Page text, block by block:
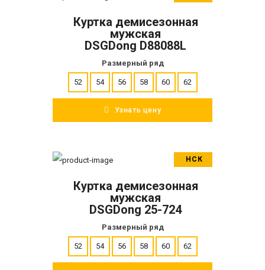
ПОДРОБНЕЕ
Куртка демисезонная
мужская
DSGDong D88088L
Размерный ряд
52 54 56 58 60 62
Узнать цену
НСК
ПОДРОБНЕЕ
Куртка демисезонная
мужская
DSGDong 25-724
Размерный ряд
52 54 56 58 60 62